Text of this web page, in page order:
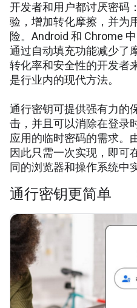
开发者和用户都讨厌密码
验，增加转化摩擦，并为
险。Android 和 Chrome
通过自动填充功能减少了
转化率和安全性的开发者
是行业内的现代方法。
通行密钥可提供强有力的
击，并且可以消除在登录
应用的临时密码的需求。
因此只需一次实现，即可
同的浏览器和操作系统中
通行密钥更简单